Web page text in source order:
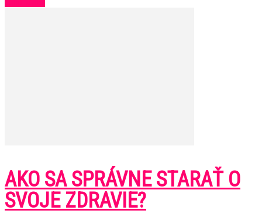
AKO SA SPRÁVNE STARAŤ O
SVOJE ZDRAVIE?